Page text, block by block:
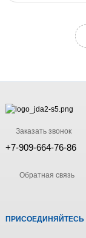
Заказать звонок
+7-909-664-76-86
Обратная связь
ПРИСОЕДИНЯЙТЕСЬ